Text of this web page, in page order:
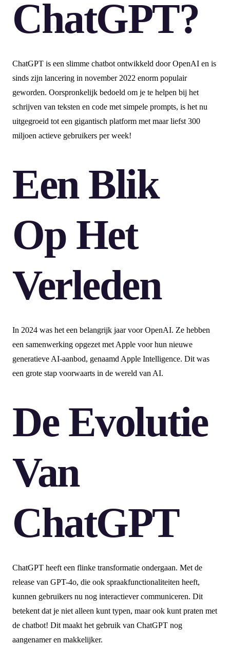
ChatGPT?
ChatGPT is een slimme chatbot ontwikkeld door OpenAI en is
sinds zijn lancering in november 2022 enorm populair
geworden. Oorspronkelijk bedoeld om je te helpen bij het
schrijven van teksten en code met simpele prompts, is het nu
uitgegroeid tot een gigantisch platform met maar liefst 300
miljoen actieve gebruikers per week!
Een Blik
Op Het
Verleden
In 2024 was het een belangrijk jaar voor OpenAI. Ze hebben
een samenwerking opgezet met Apple voor hun nieuwe
generatieve AI-aanbod, genaamd Apple Intelligence. Dit was
een grote stap voorwaarts in de wereld van AI.
De Evolutie
Van
ChatGPT
ChatGPT heeft een flinke transformatie ondergaan. Met de
release van GPT-4o, die ook spraakfunctionaliteiten heeft,
kunnen gebruikers nu nog interactiever communiceren. Dit
betekent dat je niet alleen kunt typen, maar ook kunt praten met
de chatbot! Dit maakt het gebruik van ChatGPT nog
aangenamer en makkelijker.